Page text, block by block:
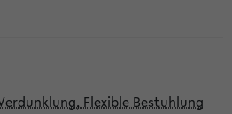
Flexible Bestuhlung